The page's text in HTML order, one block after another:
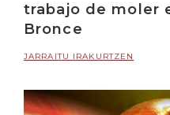
trabajo de moler
Bronce
JARRAITU IRAKURTZEN